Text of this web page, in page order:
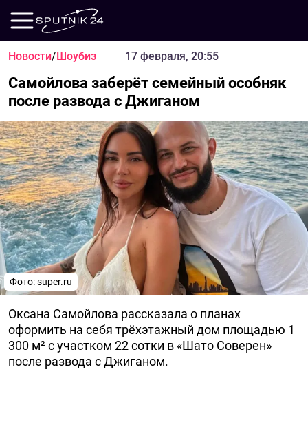
Новости/Шоубиз 17 февраля, 20:55
Самойлова заберёт семейный особняк
после развода с Джиганом
Фото: super.ru
Оксана Самойлова рассказала о планах
оформить на себя трёхэтажный дом площадью 1
300 м² с участком 22 сотки в «Шато Соверен»
после развода с Джиганом.